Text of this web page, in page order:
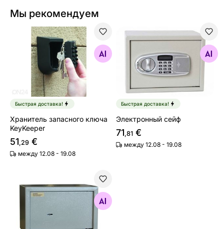
Мы рекомендуем
Хранитель запасного ключа KeyKeeper
Найдите похожие
Быстрая доставка!
Хранитель запасного ключа
KeyKeeper
51,29 €
между 12.08 - 19.08
Электронный сейф
Найдите похожие
Быстрая доставка!
Электронный сейф
71,81 €
между 12.08 - 19.08
Сейф с ключом